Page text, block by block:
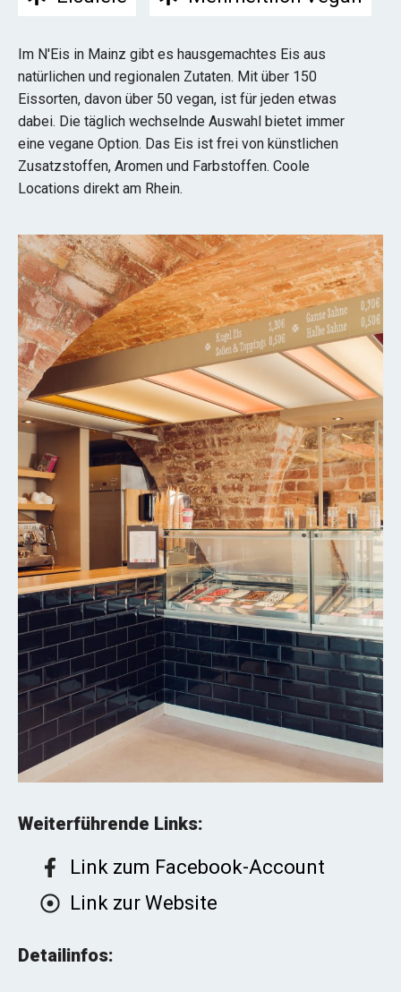
Im N'Eis in Mainz gibt es hausgemachtes Eis aus
natürlichen und regionalen Zutaten. Mit über 150
Eissorten, davon über 50 vegan, ist für jeden etwas
dabei. Die täglich wechselnde Auswahl bietet immer
eine vegane Option. Das Eis ist frei von künstlichen
Zusatzstoffen, Aromen und Farbstoffen. Coole
Locations direkt am Rhein.
Weiterführende Links:
Link zum Facebook-Account
Link zur Website
Detailinfos: